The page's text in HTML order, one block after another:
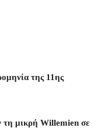
της 11ης
τη μικρή Willemien σε